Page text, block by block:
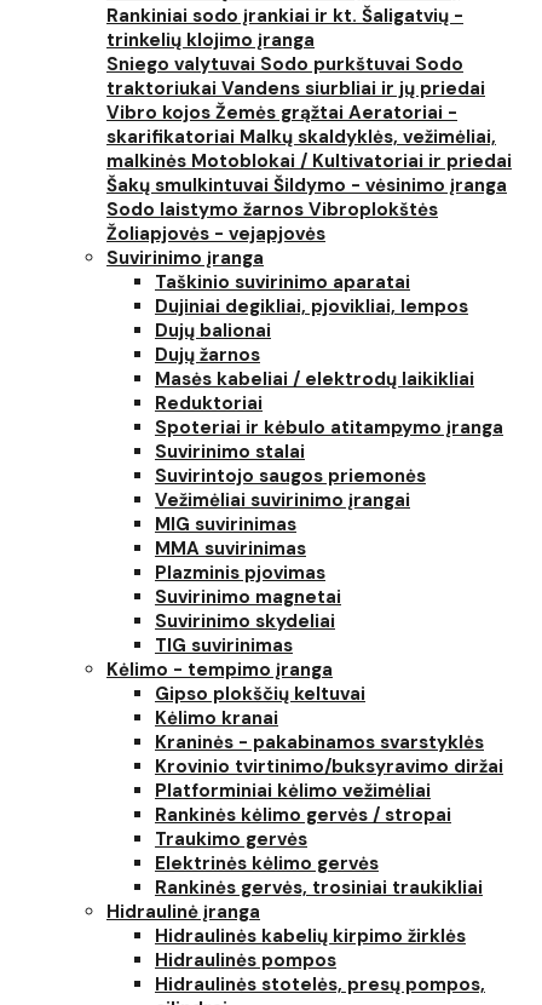
Rankiniai sodo įrankiai ir kt. Šaligatvių -
trinkelių klojimo įranga
Sniego valytuvai Sodo purkštuvai Sodo
traktoriukai Vandens siurbliai ir jų priedai
Vibro kojos Žemės grąžtai Aeratoriai -
skarifikatoriai Malkų skaldyklės, vežimėliai,
malkinės Motoblokai / Kultivatoriai ir priedai
Šakų smulkintuvai Šildymo - vėsinimo įranga
Sodo laistymo žarnos Vibroplokštės
Žoliapjovės - vejapjovės
Suvirinimo įranga
Taškinio suvirinimo aparatai
Dujiniai degikliai, pjovikliai, lempos
Dujų balionai
Dujų žarnos
Masės kabeliai / elektrodų laikikliai
Reduktoriai
Spoteriai ir kėbulo atitampymo įranga
Suvirinimo stalai
Suvirintojo saugos priemonės
Vežimėliai suvirinimo įrangai
MIG suvirinimas
MMA suvirinimas
Plazminis pjovimas
Suvirinimo magnetai
Suvirinimo skydeliai
TIG suvirinimas
Kėlimo - tempimo įranga
Gipso plokščių keltuvai
Kėlimo kranai
Kraninės - pakabinamos svarstyklės
Krovinio tvirtinimo/buksyravimo diržai
Platforminiai kėlimo vežimėliai
Rankinės kėlimo gervės / stropai
Traukimo gervės
Elektrinės kėlimo gervės
Rankinės gervės, trosiniai traukikliai
Hidraulinė įranga
Hidraulinės kabelių kirpimo žirklės
Hidraulinės pompos
Hidraulinės stotelės, presų pompos,